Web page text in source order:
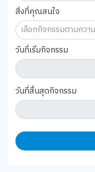
สิ่งที่คุณสนใจ
วันที่เริ่มกิจกรรม
วันที่สิ้นสุดกิจกรรม